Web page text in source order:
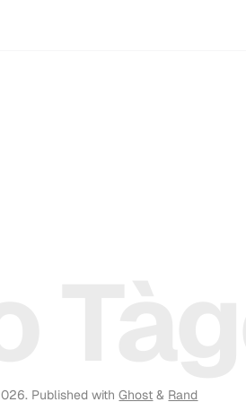
Published withGhost & Rand